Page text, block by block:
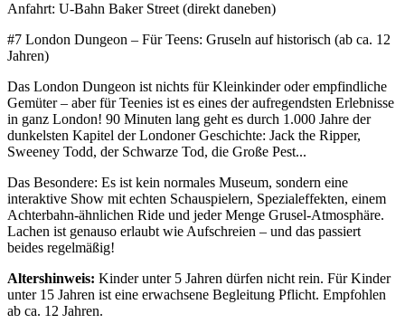
Anfahrt: U-Bahn Baker Street (direkt daneben)
#7 London Dungeon – Für Teens: Gruseln auf historisch (ab ca. 12
Jahren)
Das London Dungeon ist nichts für Kleinkinder oder empfindliche
Gemüter – aber für Teenies ist es eines der aufregendsten Erlebnisse
in ganz London! 90 Minuten lang geht es durch 1.000 Jahre der
dunkelsten Kapitel der Londoner Geschichte: Jack the Ripper,
Sweeney Todd, der Schwarze Tod, die Große Pest...
Das Besondere: Es ist kein normales Museum, sondern eine
interaktive Show mit echten Schauspielern, Spezialeffekten, einem
Achterbahn-ähnlichen Ride und jeder Menge Grusel-Atmosphäre.
Lachen ist genauso erlaubt wie Aufschreien – und das passiert
beides regelmäßig!
Altershinweis: Kinder unter 5 Jahren dürfen nicht rein. Für Kinder
unter 15 Jahren ist eine erwachsene Begleitung Pflicht. Empfohlen
ab ca. 12 Jahren.